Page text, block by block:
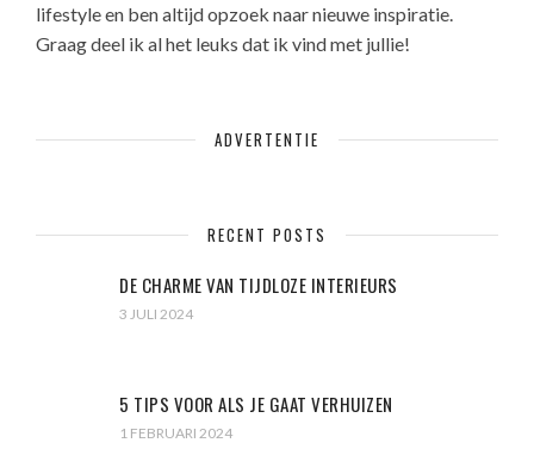
lifestyle en ben altijd opzoek naar nieuwe inspiratie.
Graag deel ik al het leuks dat ik vind met jullie!
ADVERTENTIE
RECENT POSTS
DE CHARME VAN TIJDLOZE INTERIEURS
3 JULI 2024
5 TIPS VOOR ALS JE GAAT VERHUIZEN
1 FEBRUARI 2024